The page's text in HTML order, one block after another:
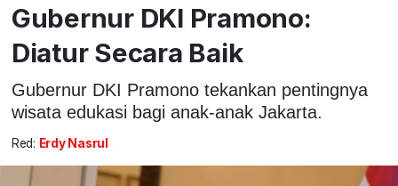
Gubernur DKI Pramono:
Diatur Secara Baik
Gubernur DKI Pramono tekankan pentingnya
wisata edukasi bagi anak-anak Jakarta.
Red: Erdy Nasrul